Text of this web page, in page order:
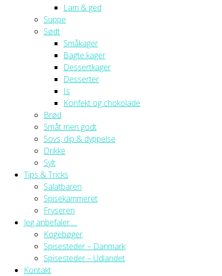
Lam & ged
Suppe
Sødt
Småkager
Bagte kager
Dessertkager
Desserter
Is
Konfekt og chokolade
Brød
Småt men godt
Sovs, dip & dyppelse
Drikke
Sylt
Tips & Tricks
Salatbaren
Spisekammeret
Fryseren
Jeg anbefaler …
Kogebøger
Spisesteder – Danmark
Spisesteder – Udlandet
Kontakt